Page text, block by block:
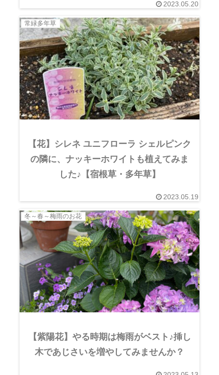
2023.05.20
常緑多年草
【花】シレネ ユニフローラ シェルピンク
の隣に、ナッキーホワイトも植えてみま
した♪【宿根草・多年草】
2023.05.19
冬～春～梅雨のお花
【紫陽花】やる時期は梅雨がベスト♪挿し
木であじさいを増やしてみませんか？